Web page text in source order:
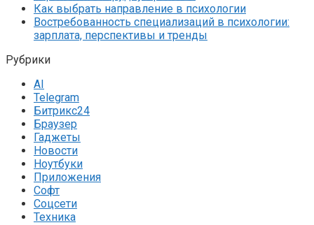
Как выбрать направление в психологии
Востребованность специализаций в психологии:
зарплата, перспективы и тренды
Рубрики
AI
Telegram
Битрикс24
Браузер
Гаджеты
Новости
Ноутбуки
Приложения
Софт
Соцсети
Техника